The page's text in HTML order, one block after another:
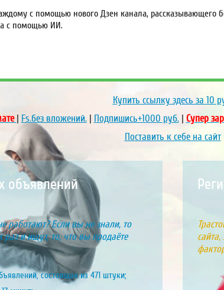
с помощью нового Дзен канала, рассказывающего
с помощью ИИ.
Купить ссылку здесь за 10
| Fs.без вложений.| Подпишись+1000 руб.| Супер
Поставить к себе на сайт
объявлений
работают? Если вы не знали, то
и ищут, то, что вы продаёте
состоящая из 471 штуки;